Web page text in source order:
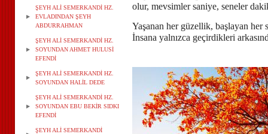
ŞEYH ALİ SEMERKANDİ HZ.
EVLADINDAN ŞEYH
ABDURRAHMAN
ŞEYH ALİ SEMERKANDİ HZ.
SOYUNDAN AHMET HULUSİ
EFENDİ
ŞEYH ALİ SEMERKANDİ HZ.
SOYUNDAN HALİL DEDE
ŞEYH ALİ SEMERKANDİ HZ.
SOYUNDAN EBU BEKİR SIDKI
EFENDİ
ŞEYH ALİ SEMERKANDİ
olur, mevsimler saniye, seneler
Yaşanan her güzellik, başlayan her
İnsana yalnızca geçirdikleri